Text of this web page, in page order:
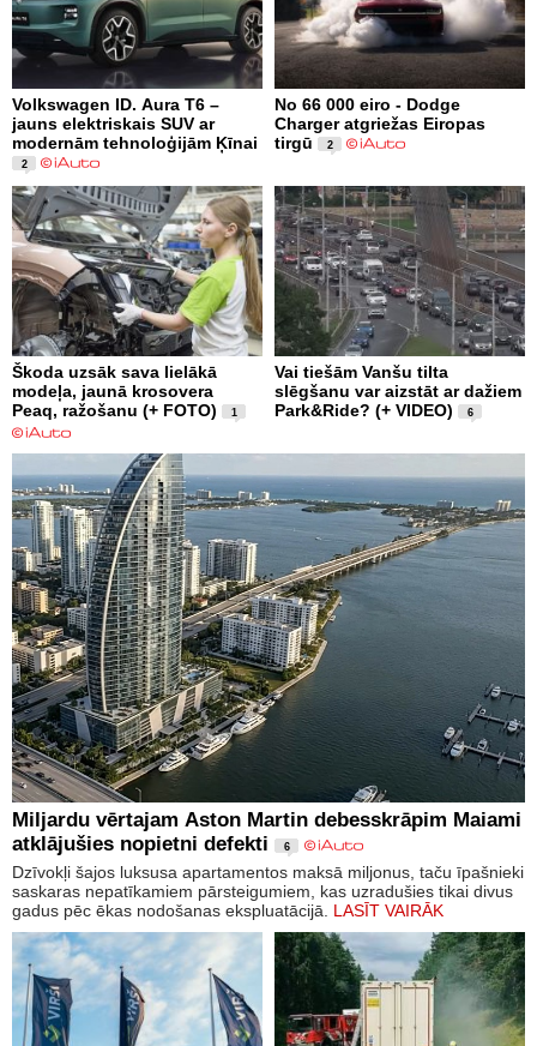
Volkswagen ID. Aura T6 –
jauns elektriskais SUV ar
modernām tehnoloģijām Ķīnai
2
No 66 000 eiro - Dodge
Charger atgriežas Eiropas
tirgū
2
Škoda uzsāk sava lielākā
modeļa, jaunā krosovera
Peaq, ražošanu (+ FOTO)
1
Vai tiešām Vanšu tilta
slēgšanu var aizstāt ar dažiem
Park&Ride? (+ VIDEO)
6
Miljardu vērtajam Aston Martin debesskrāpim Maiami
atklājušies nopietni defekti
6
Dzīvokļi šajos luksusa apartamentos maksā miljonus, taču īpašnieki
saskaras nepatīkamiem pārsteigumiem, kas uzradušies tikai divus
gadus pēc ēkas nodošanas ekspluatācijā. LASĪT VAIRĀK